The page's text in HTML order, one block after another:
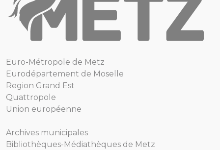
Euro-Métropole de Metz
Eurodépartement de Moselle
Region Grand Est
Quattropole
Union européenne
Archives municipales
Bibliothèques-Médiathèques de Metz